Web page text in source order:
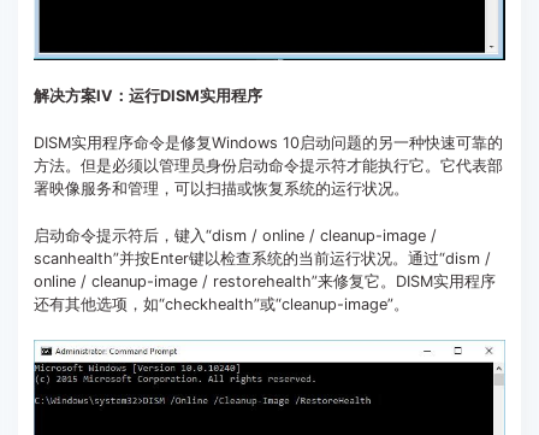
解决方案IV：运行DISM实用程序
DISM实用程序命令是修复Windows 10启动问题的另一种快速可靠的
方法。但是必须以管理员身份启动命令提示符才能执行它。它代表部
署映像服务和管理，可以扫描或恢复系统的运行状况。
启动命令提示符后，键入“dism / online / cleanup-image /
scanhealth”并按Enter键以检查系统的当前运行状况。通过“dism /
online / cleanup-image / restorehealth”来修复它。DISM实用程序
还有其他选项，如“checkhealth”或“cleanup-image”。